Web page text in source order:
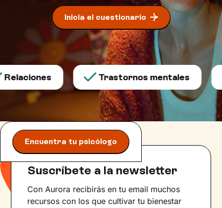
Inicia el cuestionario
Trastornos mentales
Encuentra tu psicólogo
Suscríbete a la newsletter
Con Aurora recibirás en tu email muchos
recursos con los que cultivar tu bienestar